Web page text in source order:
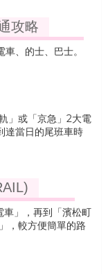
攻略
、的士、巴士。
」或「京急」2大電
達當日的尾班車時
車」，再到「濱松町
，較方便簡單的路